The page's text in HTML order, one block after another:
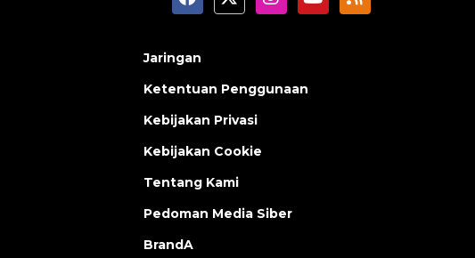
Jaringan
Ketentuan Penggunaan
Kebijakan Privasi
Kebijakan Cookie
Tentang Kami
Pedoman Media Siber
BrandA